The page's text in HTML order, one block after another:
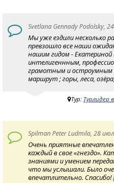
Svetlana Gennady Podolsky,
Мы уже ездили несколько
превзошло все наши
нашим гидом -
интелигеннным,
грамотным и остроумным
маршрут ; горы, леса,
Тур: Турлидер
Spilman Peter Ludmila, 28
Очень приятные
каждый в свое «гнездо».
знаниями и умением
что мы услышали. Было
впечатлительно. Спасибо!